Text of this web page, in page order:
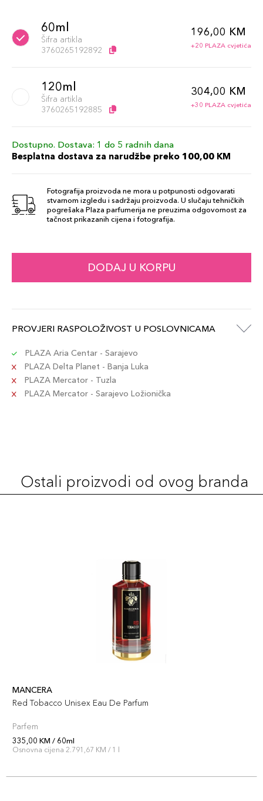
60ml
Šifra artikla
3760265192892
196,00 KM
+20 PLAZA cvjetića
120ml
Šifra artikla
3760265192885
304,00 KM
+30 PLAZA cvjetića
Dostupno. Dostava: 1 do 5 radnih dana
Besplatna dostava za narudžbe preko 100,00 KM
Fotografija proizvoda ne mora u potpunosti odgovarati
stvarnom izgledu i sadržaju proizvoda. U slučaju tehničkih
pogrešaka Plaza parfumerija ne preuzima odgovornost za
tačnost prikazanih cijena i fotografija.
DODAJ U KORPU
PROVJERI RASPOLOŽIVOST U POSLOVNICAMA
PLAZA Aria Centar - Sarajevo
PLAZA Delta Planet - Banja Luka
PLAZA Mercator - Tuzla
PLAZA Mercator - Sarajevo Ložionička
Ostali proizvodi od ovog branda
MANCERA
Red Tobacco Unisex Eau De Parfum
Parfem
335,00 KM / 60ml
Osnovna cijena 2.791,67 KM / 1 l